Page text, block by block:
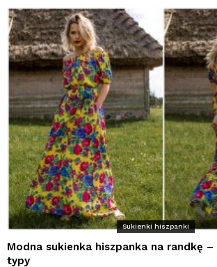
Sukienki hiszpanki
Modna sukienka hiszpanka na randkę –
typy